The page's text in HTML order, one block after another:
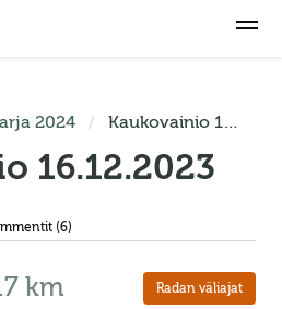
2024 Kaukovainio 16.12.2023
16.12.2023
(6)
km Radan väliajat